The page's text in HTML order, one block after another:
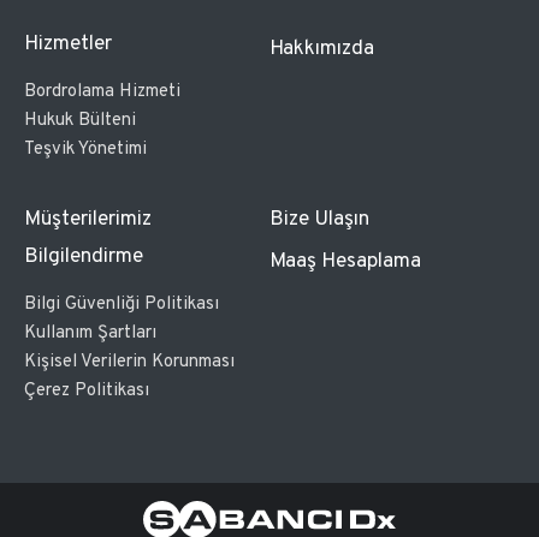
Hizmetler
Bordrolama Hizmeti
Hukuk Bülteni
Teşvik Yönetimi
Hakkımızda
Müşterilerimiz
Bize Ulaşın
Bilgilendirme
Bilgi Güvenliği Politikası
Kullanım Şartları
Kişisel Verilerin Korunması
Çerez Politikası
Maaş Hesaplama